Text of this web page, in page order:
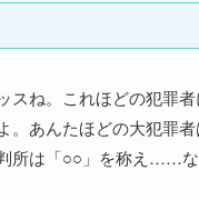
ね。これほどの犯罪
あんたほどの大犯罪
所は「○○」を称え……